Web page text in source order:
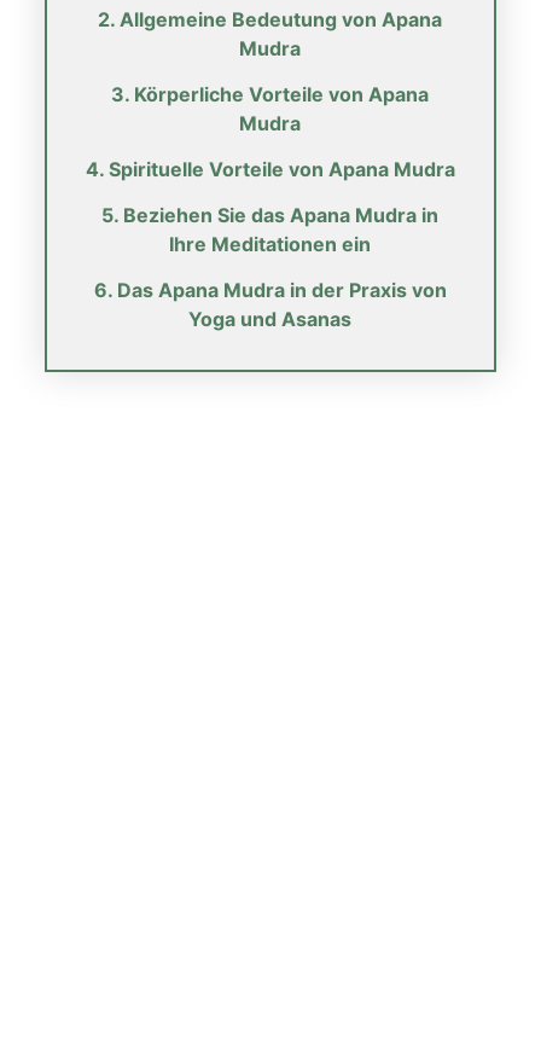
2. Allgemeine Bedeutung von Apana
Mudra
3. Körperliche Vorteile von Apana
Mudra
4. Spirituelle Vorteile von Apana Mudra
5. Beziehen Sie das Apana Mudra in
Ihre Meditationen ein
6. Das Apana Mudra in der Praxis von
Yoga und Asanas